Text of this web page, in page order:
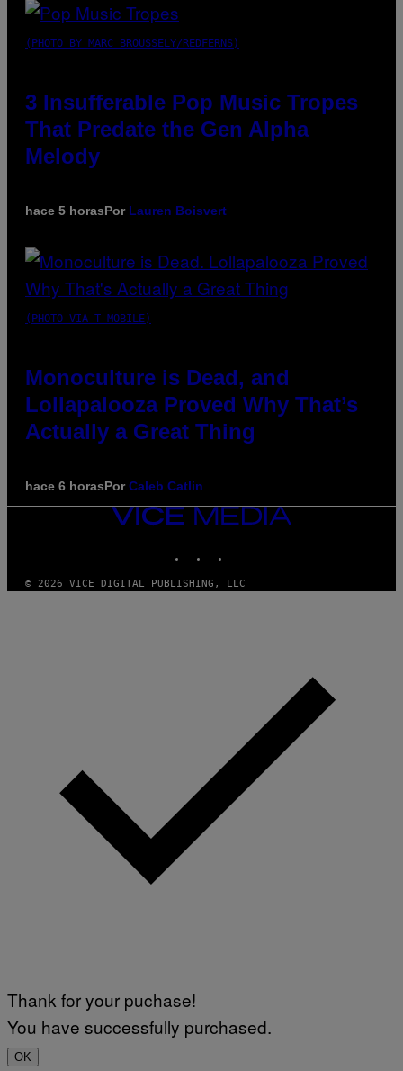
(PHOTO BY MARC BROUSSELY/REDFERNS)
3 Insufferable Pop Music Tropes
That Predate the Gen Alpha
Melody
hace 5 horasPor Lauren Boisvert
(PHOTO VIA T-MOBILE)
Monoculture is Dead, and
Lollapalooza Proved Why That’s
Actually a Great Thing
hace 6 horasPorCaleb Catlin
VICE
MEDIA
© 2026 VICE DIGITAL PUBLISHING, LLC
Thank for your puchase!
You have successfully purchased.
OK